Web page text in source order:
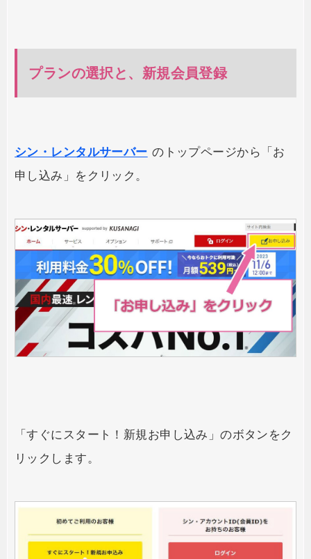
プランの選択と、新規会員登録
シン・レンタルサーバー のトップページから「お
申し込み」をクリック。
「すぐにスタート！新規お申し込み」のボタンをク
リックします。